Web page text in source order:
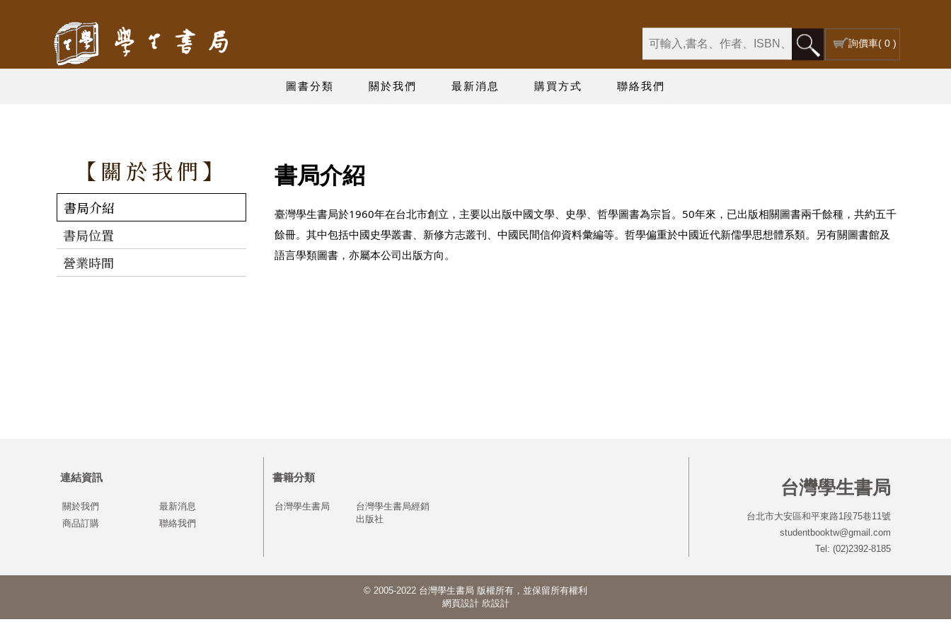
詢價車( 0 )
圖書分類 關於我們 最新消息 購買方式 聯絡我們
【關於我們】
書局介紹
書局位置
營業時間
書局介紹
臺灣學生書局於1960年在台北市創立，主要以出版中國文學、史學、哲學圖書為宗旨。50年來，已出版相關圖書兩千餘種，共約五千
餘冊。其中包括中國史學叢書、新修方志叢刊、中國民間信仰資料彙編等。哲學偏重於中國近代新儒學思想體系類。另有關圖書館及
語言學類圖書，亦屬本公司出版方向。
連結資訊
關於我們
最新消息
商品訂購
聯絡我們
書籍分類
台灣學生書局
台灣學生書局經銷
出版社
台灣學生書局
台北市大安區和平東路1段75巷11號
studentbooktw@gmail.com
Tel: (02)2392-8185
© 2005-2022 台灣學生書局 版權所有，並保留所有權利
網頁設計 欣設計